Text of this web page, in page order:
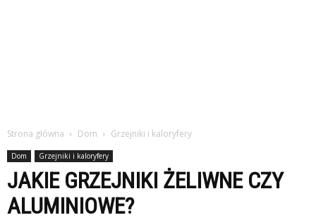
Strona główna Dom Grzejniki i kaloryfery
Dom Grzejniki i kaloryfery
JAKIE GRZEJNIKI ŻELIWNE CZY
ALUMINIOWE?